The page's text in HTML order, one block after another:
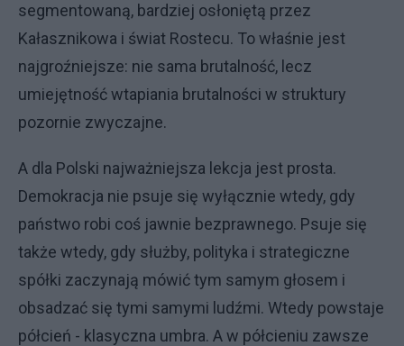
segmentowaną, bardziej osłoniętą przez
Kałasznikowa i świat Rostecu. To właśnie jest
najgroźniejsze: nie sama brutalność, lecz
umiejętność wtapiania brutalności w struktury
pozornie zwyczajne.
A dla Polski najważniejsza lekcja jest prosta.
Demokracja nie psuje się wyłącznie wtedy, gdy
państwo robi coś jawnie bezprawnego. Psuje się
także wtedy, gdy służby, polityka i strategiczne
spółki zaczynają mówić tym samym głosem i
obsadzać się tymi samymi ludźmi. Wtedy powstaje
półcień - klasyczna umbra. A w półcieniu zawsze